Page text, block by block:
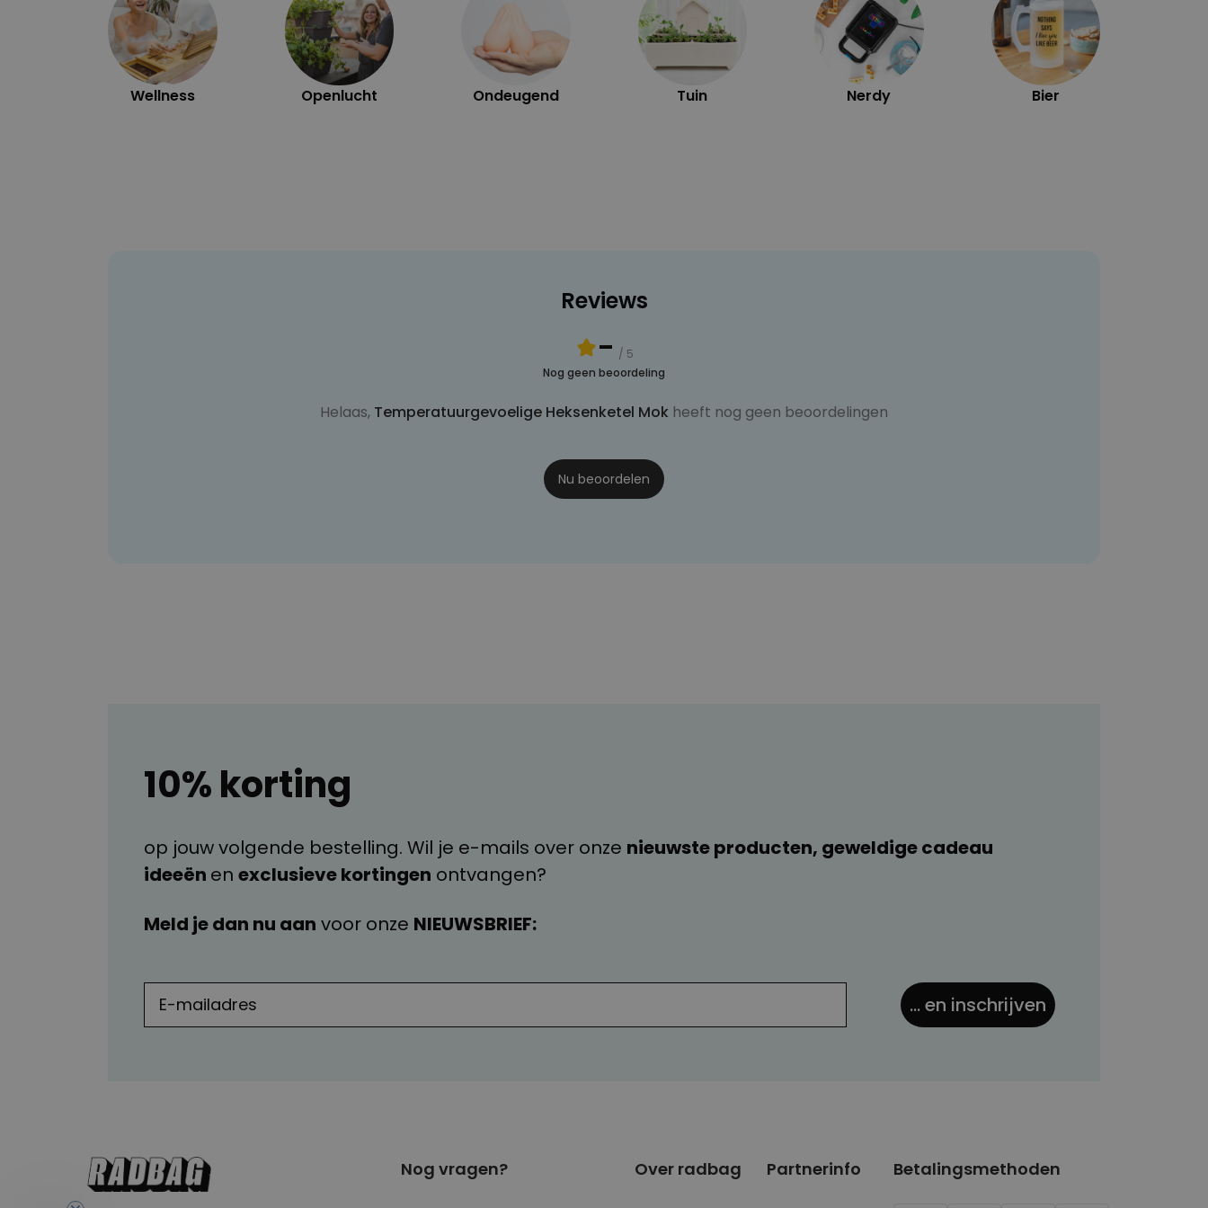
Wellness Openlucht Ondeugend Tuin Nerdy Bier
Reviews
- / 5
Nog geen beoordeling
Helaas, Temperatuurgevoelige Heksenketel Mok heeft nog geen beoordelingen
Nu beoordelen
10% korting
op jouw volgende bestelling. Wil je e-mails over onze nieuwste producten, geweldige cadeau
ideeën en exclusieve kortingen ontvangen?
Meld je dan nu aan voor onze NIEUWSBRIEF:
... en inschrijven
Nog vragen? Over radbag Partnerinfo Betalingsmethoden